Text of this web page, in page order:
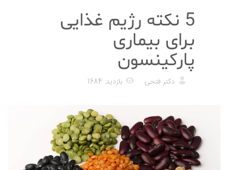
5 نکته رژیم غذایی
برای بیماری
پارکینسون
دکتر فتحی بازدید: 1684